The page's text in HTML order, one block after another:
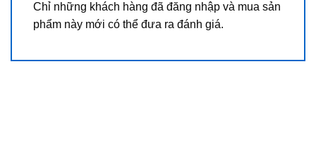
Chỉ những khách hàng đã đăng nhập và mua sản
phẩm này mới có thể đưa ra đánh giá.